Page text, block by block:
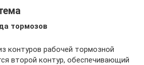
тормозов
контуров рабочей тормозной
второй контур, обеспечивающий